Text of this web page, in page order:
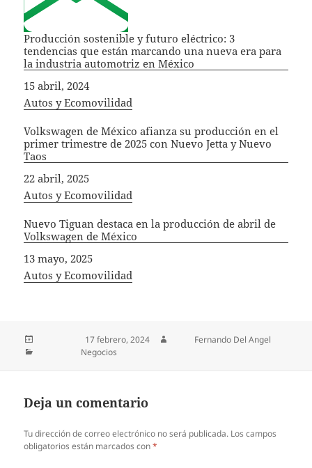
Producción sostenible y futuro eléctrico: 3
tendencias que están marcando una nueva era para
la industria automotriz en México
Fecha
15 abril, 2024
In relation to
Autos y Ecomovilidad
Volkswagen de México afianza su producción en el
primer trimestre de 2025 con Nuevo Jetta y Nuevo
Taos
Fecha
22 abril, 2025
In relation to
Autos y Ecomovilidad
Nuevo Tiguan destaca en la producción de abril de
Volkswagen de México
Fecha
13 mayo, 2025
In relation to
Autos y Ecomovilidad
17 febrero, 2024
Fernando Del Angel
Negocios
Deja un comentario
Tu dirección de correo electrónico no será publicada. Los campos
obligatorios están marcados con*